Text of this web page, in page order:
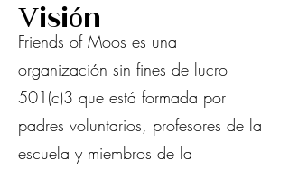
Friends of Moos es una
organización sin fines de lucro
501(c)3 que está formada por
padres voluntarios, profesores de la
escuela y miembros de la
Visión